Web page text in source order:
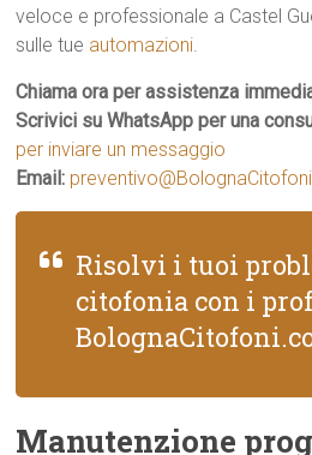
veloce e professionale a Castel
sulle tue automazioni.
Chiama ora per assistenza
Scrivici su WhatsApp per una
per inviare un messaggio
Email:
Risolvi i tuoi
citofonia con i
Manutenzione